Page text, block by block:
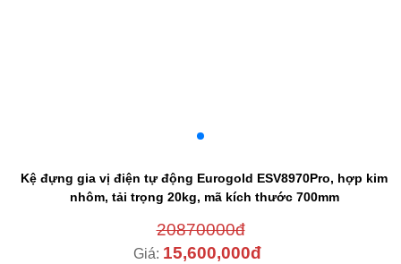
Kệ đựng gia vị điện tự động Eurogold ESV8970Pro, hợp kim
nhôm, tải trọng 20kg, mã kích thước 700mm
20870000đ
Giá: 15,600,000đ